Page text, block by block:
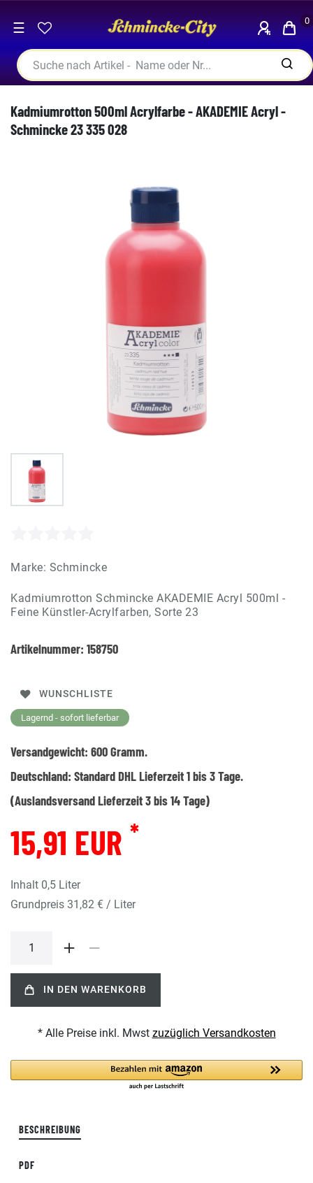
☰ 0
Kadmiumrotton 500ml Acrylfarbe - AKADEMIE Acryl -
Schmincke 23 335 028
Marke: Schmincke
Kadmiumrotton Schmincke AKADEMIE Acryl 500ml -
Feine Künstler-Acrylfarben, Sorte 23
Artikelnummer: 158750
WUNSCHLISTE
Lagernd - sofort lieferbar
Versandgewicht: 600Gramm.
Deutschland: Standard DHL Lieferzeit 1 bis 3 Tage.
(Auslandsversand Lieferzeit 3 bis 14 Tage)
15,91 EUR *
Inhalt 0,5 Liter
Grundpreis 31,82 € / Liter
IN DEN WARENKORB
* Alle Preise inkl. Mwst zuzüglich Versandkosten
BESCHREIBUNG
PDF